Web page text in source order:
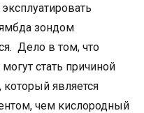
зондом
Дело в том, что
стать причиной
который является
чем кислородный